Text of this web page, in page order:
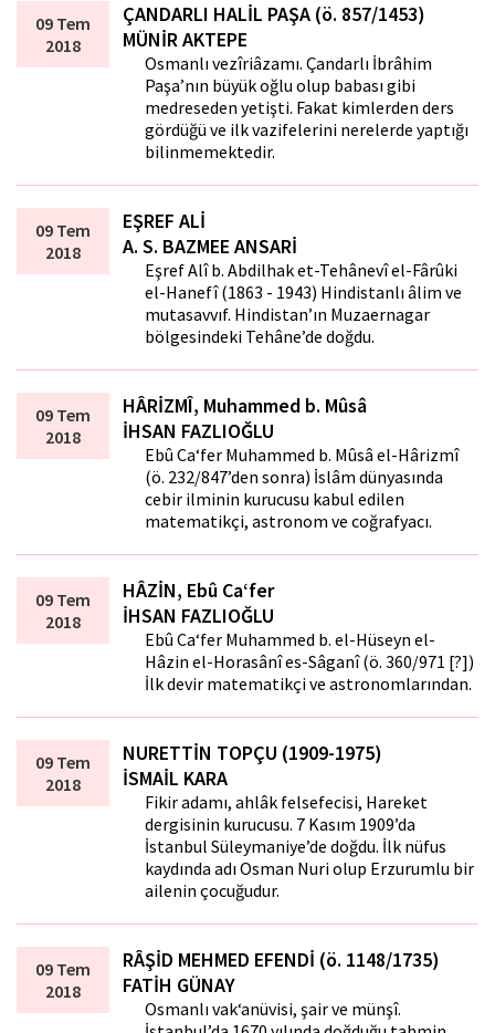
09 Tem
2018
ÇANDARLI HALİL PAŞA (ö. 857/1453)
MÜNİR AKTEPE
Osmanlı vezîriâzamı. Çandarlı İbrâhim
Paşa’nın büyük oğlu olup babası gibi
medreseden yetişti. Fakat kimlerden ders
gördüğü ve ilk vazifelerini nerelerde yaptığı
bilinmemektedir.
09 Tem
2018
EŞREF ALİ
A. S. BAZMEE ANSARİ
Eşref Alî b. Abdilhak et-Tehânevî el-Fârûki
el-Hanefî (1863 - 1943) Hindistanlı âlim ve
mutasavvıf. Hindistan’ın Muzaffernagar
bölgesindeki Tehâne’de doğdu.
09 Tem
2018
HÂRİZMÎ, Muhammed b. Mûsâ
İHSAN FAZLIOĞLU
Ebû Ca‘fer Muhammed b. Mûsâ el-Hârizmî
(ö. 232/847’den sonra) İslâm dünyasında
cebir ilminin kurucusu kabul edilen
matematikçi, astronom ve coğrafyacı.
09 Tem
2018
HÂZİN, Ebû Ca‘fer
İHSAN FAZLIOĞLU
Ebû Ca‘fer Muhammed b. el-Hüseyn el-
Hâzin el-Horasânî es-Sâganî (ö. 360/971 [?])
İlk devir matematikçi ve astronomlarından.
09 Tem
2018
NURETTİN TOPÇU (1909-1975)
İSMAİL KARA
Fikir adamı, ahlâk felsefecisi, Hareket
dergisinin kurucusu. 7 Kasım 1909’da
İstanbul Süleymaniye’de doğdu. İlk nüfus
kaydında adı Osman Nuri olup Erzurumlu bir
ailenin çocuğudur.
09 Tem
2018
RÂŞİD MEHMED EFENDİ (ö. 1148/1735)
FATİH GÜNAY
Osmanlı vak‘anüvisi, şair ve münşî.